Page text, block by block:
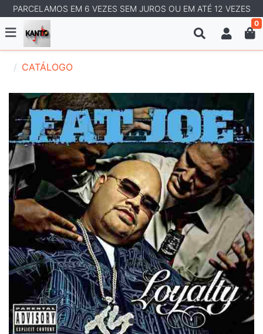
PARCELAMOS EM 6 VEZES SEM JUROS OU EM ATÉ 12 VEZES
0
CATÁLOGO